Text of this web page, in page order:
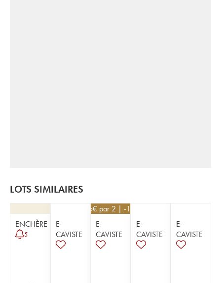
LOTS SIMILAIRES
ENCHÈRE
5
E-
CAVISTE
126€ par 2 | -10%
E-
CAVISTE
E-
CAVISTE
E-
CAVISTE